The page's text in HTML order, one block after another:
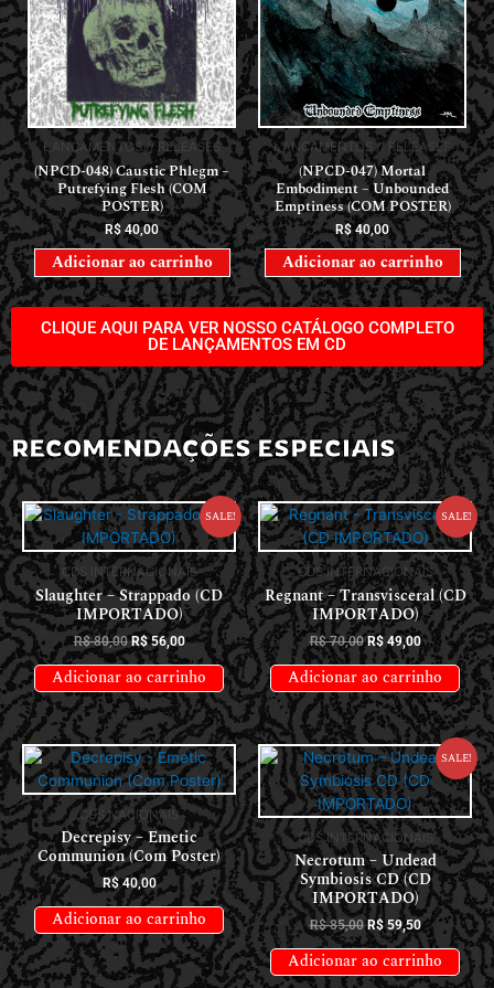
LANÇAMENTOS // RELEASES
(NPCD-048) Caustic Phlegm –
Putrefying Flesh (COM
POSTER)
R$ 40,00
Adicionar ao carrinho
LANÇAMENTOS // RELEASES
(NPCD-047) Mortal
Embodiment – Unbounded
Emptiness (COM POSTER)
R$40,00
Adicionar ao carrinho
CLIQUE AQUI PARA VER NOSSO CATÁLOGO COMPLETO
DE LANÇAMENTOS EM CD
RECOMENDAÇÕES ESPECIAIS
Sale!
CDS INTERNACIONAIS
Slaughter – Strappado (CD
IMPORTADO)
R$80,00 R$56,00
Adicionar ao carrinho
Sale!
CDS INTERNACIONAIS
Regnant – Transvisceral (CD
IMPORTADO)
R$70,00 R$49,00
Adicionar ao carrinho
CDS NACIONAIS
Decrepisy – Emetic
Communion (Com Poster)
R$40,00
Adicionar ao carrinho
Sale!
CDS INTERNACIONAIS
Necrotum – Undead
Symbiosis CD (CD
IMPORTADO)
R$85,00 R$59,50
Adicionar ao carrinho